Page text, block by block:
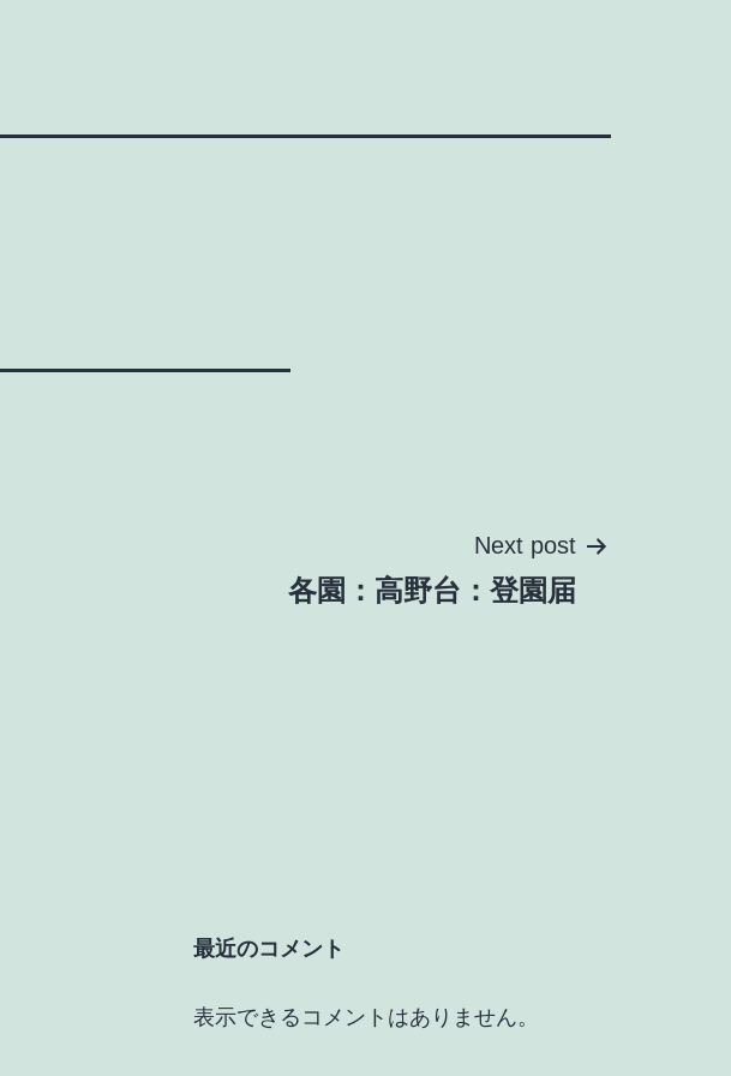
Next post
各園：高野台：登園届
最近のコメント
表示できるコメントはありません。